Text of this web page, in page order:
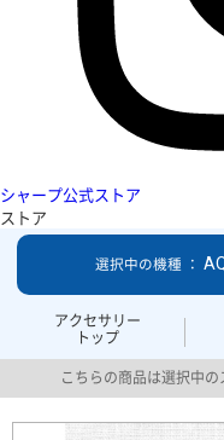
シャープ公式ストア
ストア
アクセサリー
トップ
選択中の機種 ：
こちらの商品は選択中の